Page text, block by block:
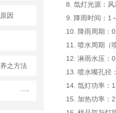
因
之方法
8. 氙灯光源：
9. 降雨时间：1
10. 降雨周期：
11. 喷水周期（
12. 淋雨水压：
13. 喷水嘴孔径
14. 氙灯功率：
15. 加热功率：